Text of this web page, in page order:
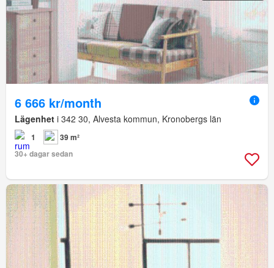
6 666 kr/month
Lägenhet i 342 30, Alvesta kommun, Kronobergs län
1
39 m²
30+ dagar sedan